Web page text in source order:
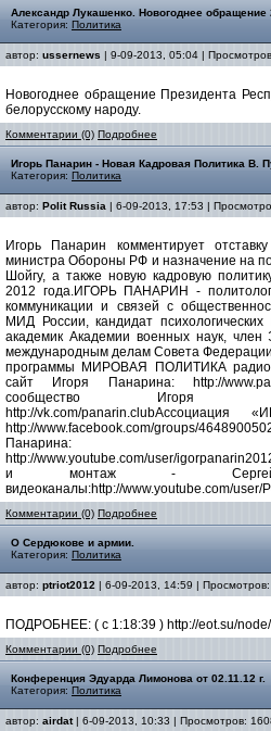
Александр Лукашенко. Новогоднее обращение
Категория: Политика
автор: ussernews | 9-09-2013, 05:04 |
Новогоднее обращение Президента
белорусскому народу.
Комментарии (0) Подробнее
Игорь Панарин - Новая Кадровая Политика В.
Категория: Политика
автор: Polit Russia | 6-09-2013, 17:53 |
Игорь Панарин комментирует
министра Обороны РФ и назначение на
Шойгу, а также новую кадровую
2012 года.ИГОРЬ ПАНАРИН -
коммуникации и связей с
МИД России, кандидат психологических
академик Академии военных наук, член
международным делам Совета
программы МИРОВАЯ ПОЛИТИКА
сайт Игоря Панарина: http://
сообщество Игоря
http://vk.com/
http://www.facebook.com/groups/
Панарина:
http://www.youtube.com/user/
и монтаж - Сергей
видеоканалы:http://www.youtube.com/
Комментарии (0) Подробнее
О Сердюкове и армии.
Категория: Политика
автор: ptriot2012 | 6-09-2013, 14:59 |
ПОДРОБНЕЕ: ( с 1:18:39 ) http://eot.su/
Комментарии (0) Подробнее
Конференция Эдуарда Лимонова от 02.11.12 г.
Категория: Политика
автор: airdat| 6-09-2013, 10:33 | Просмотров: